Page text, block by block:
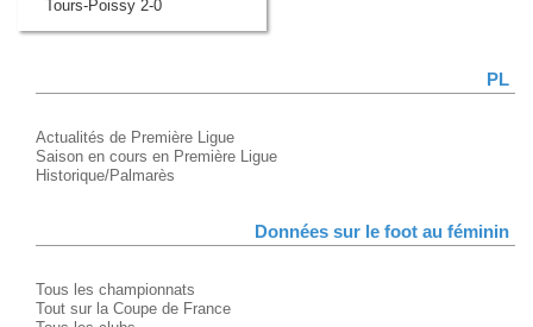
Tours-Poissy 2-0
PL
Actualités de Première Ligue
Saison en cours en Première Ligue
Historique/Palmarès
Données sur le foot au féminin
Tous les championnats
Tout sur la Coupe de France